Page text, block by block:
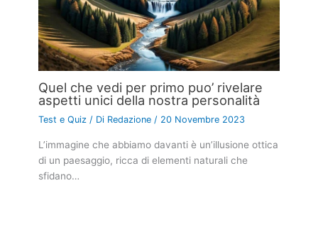
Quel che vedi per primo puo’ rivelare
aspetti unici della nostra personalità
Test e Quiz / Di Redazione/ 20 Novembre 2023
L’immagine che abbiamo davanti è un’illusione ottica
di un paesaggio, ricca di elementi naturali che
sfidano…